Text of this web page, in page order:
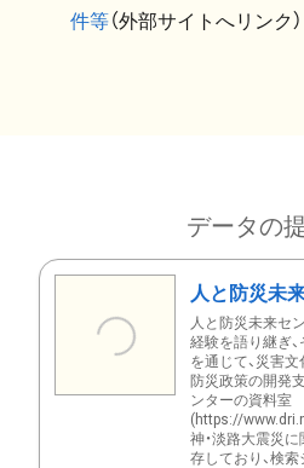
件等（外部サイトへリンク
データの
人と防災未
人と防災未来セ
経験を語り継ぎ
を通じて、災害文
防災政策の開発
ンターの資料室
(https://
神・淡路大震災
存しており、検索